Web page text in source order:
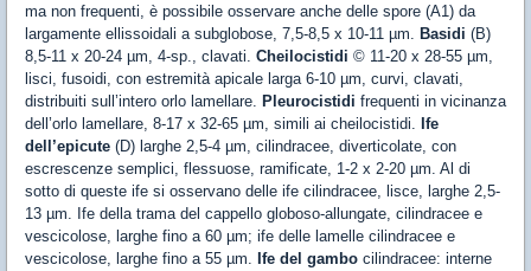
ma non frequenti, è possibile osservare anche delle spore (A1) da
largamente ellissoidali a subglobose, 7,5-8,5 x 10-11 µm. Basidi (B)
8,5-11 x 20-24 µm, 4-sp., clavati. Cheilocistidi © 11-20 x 28-55 µm,
lisci, fusoidi, con estremità apicale larga 6-10 µm, curvi, clavati,
distribuiti sull’intero orlo lamellare. Pleurocistidi frequenti in vicinanza
dell’orlo lamellare, 8-17 x 32-65 µm, simili ai cheilocistidi. Ife
dell’epicute (D) larghe 2,5-4 µm, cilindracee, diverticolate, con
escrescenze semplici, flessuose, ramificate, 1-2 x 2-20 µm. Al di
sotto di queste ife si osservano delle ife cilindracee, lisce, larghe 2,5-
13 µm. Ife della trama del cappello globoso-allungate, cilindracee e
vescicolose, larghe fino a 60 µm; ife delle lamelle cilindracee e
vescicolose, larghe fino a 55 µm. Ife del gambo cilindracee: interne